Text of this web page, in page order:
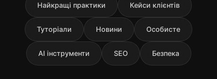
Найкращі практики Кейси клієнтів
Туторіали Новини Особисте
AI інструменти SEO Безпека